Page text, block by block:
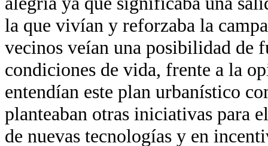
la que vivían y reforzaba la
vecinos veían una posibilidad de
condiciones de vida, frente a la
entendían este plan urbanístico
planteaban otras iniciativas para
de nuevas tecnologías y en